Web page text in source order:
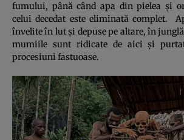
fumului, până când apa din pielea şi
celui decedat este eliminată complet.
învelite în lut şi depuse pe altare, în
mumiile sunt ridicate de aici şi
procesiuni fastuoase.